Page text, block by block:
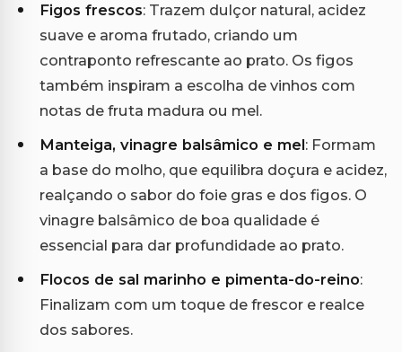
Figos frescos: Trazem dulçor natural, acidez
suave e aroma frutado, criando um
contraponto refrescante ao prato. Os figos
também inspiram a escolha de vinhos com
notas de fruta madura ou mel.
Manteiga, vinagre balsâmico e mel: Formam
a base do molho, que equilibra doçura e acidez,
realçando o sabor do foie gras e dos figos. O
vinagre balsâmico de boa qualidade é
essencial para dar profundidade ao prato.
Flocos de sal marinho e pimenta-do-reino:
Finalizam com um toque de frescor e realce
dos sabores.